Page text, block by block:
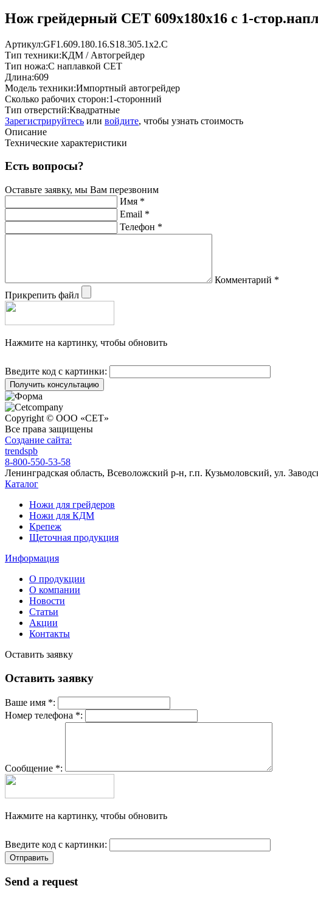
Нож грейдерный СЕТ 609х180х16 с 1-
Артикул:GF1.609.180.16.S18.305.1х2.C
Тип техники:КДМ / Автогрейдер
Тип ножа:С наплавкой СЕТ
Длина:609
Модель техники:Импортный автогрейдер
Сколько рабочих сторон:1-сторонний
Тип отверстий:Квадратные
Зарегистрируйтесь или войдите, чтобы узнать стоимость
Описание
Технические характеристики
Есть вопросы?
Оставьте заявку, мы Вам перезвоним
Имя *
Email *
Телефон *
Комментарий *
Прикрепить файл
Нажмите на картинку, чтобы обновить
Введите код с картинки:
Copyright © ООО «СЕТ»
Все права защищены
Создание сайта:
trendspb
8-800-550-53-58
Ленинградская область, Всеволожский р-н, г.п. Кузьмоловский, ул.
Каталог
Ножи для грейдеров
Ножи для КДМ
Крепеж
Щеточная продукция
Информация
О продукции
О компании
Новости
Статьи
Акции
Контакты
Оставить заявку
Оставить заявку
Ваше имя *:
Номер телефона *:
Сообщение *:
Нажмите на картинку, чтобы обновить
Введите код с картинки:
Send a request